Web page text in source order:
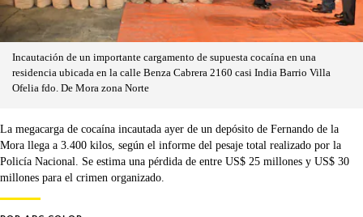
Incautación de un importante cargamento de supuesta cocaína en una
residencia ubicada en la calle Benza Cabrera 2160 casi India Barrio Villa
Ofelia fdo. De Mora zona Norte
La megacarga de cocaína incautada ayer de un depósito de Fernando de la
Mora llega a 3.400 kilos, según el informe del pesaje total realizado por la
Policía Nacional. Se estima una pérdida de entre US$ 25 millones y US$ 30
millones para el crimen organizado.